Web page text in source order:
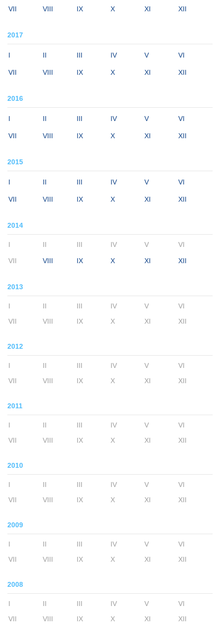
VII VIII IX X XI XII
2017
I II III IV V VI
VII VIII IX X XI XII
2016
I II III IV V VI
VII VIII IX X XI XII
2015
I II III IV V VI
VII VIII IX X XI XII
2014
I II III IV V VI
VII VIII IX X XI XII
2013
I II III IV V
VI
VII
VIII IX X XI XII
2012
I II III IV V
VI
VII
VIII IX X XI XII
2011
I II III IV V
VI
VII
VIII IX X XI XII
2010
I II III IV V
VI
VII
VIII IX X XI XII
2009
I II III IV V
VI
VII
VIII IX X XI XII
2008
I II III IV V
VI
VII
VIII IX X XI XII